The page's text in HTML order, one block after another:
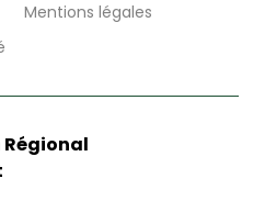
Mentions légales
Régional